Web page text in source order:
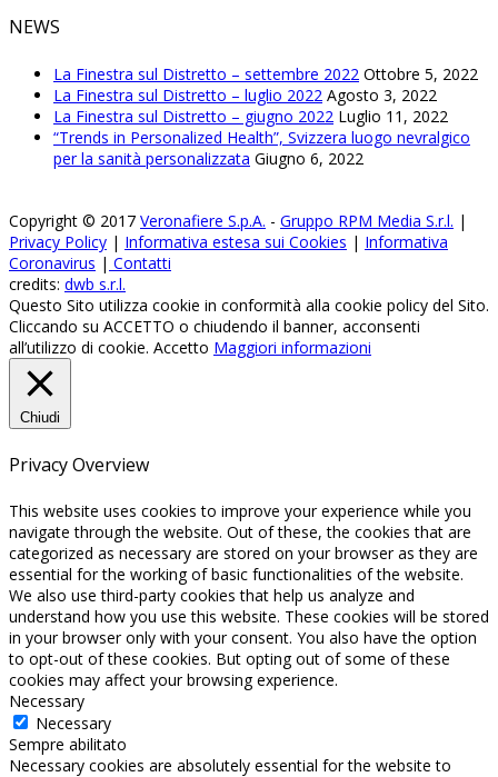
NEWS
La Finestra sul Distretto – settembre 2022 Ottobre 5, 2022
La Finestra sul Distretto – luglio 2022 Agosto 3, 2022
La Finestra sul Distretto – giugno 2022 Luglio 11, 2022
“Trends in Personalized Health”, Svizzera luogo nevralgico
per la sanità personalizzata Giugno 6, 2022
Copyright © 2017 Veronafiere S.p.A. - Gruppo RPM Media S.r.l. |
Privacy Policy | Informativa estesa sui Cookies | Informativa
Coronavirus | Contatti
credits: dwb s.r.l.
Questo Sito utilizza cookie in conformità alla cookie policy del Sito.
Cliccando su ACCETTO o chiudendo il banner, acconsenti
all’utilizzo di cookie. Accetto Maggiori informazioni
Chiudi
Privacy Overview
This website uses cookies to improve your experience while you
navigate through the website. Out of these, the cookies that are
categorized as necessary are stored on your browser as they are
essential for the working of basic functionalities of the website.
We also use third-party cookies that help us analyze and
understand how you use this website. These cookies will be stored
in your browser only with your consent. You also have the option
to opt-out of these cookies. But opting out of some of these
cookies may affect your browsing experience.
Necessary
Necessary
Sempre abilitato
Necessary cookies are absolutely essential for the website to